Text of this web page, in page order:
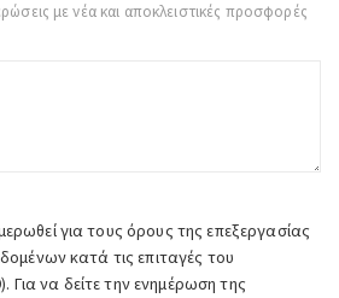
με νέα και αποκλειστικές προσφορές
για τους όρους της επεξεργασίας
κατά τις επιταγές του
Για να δείτε την ενημέρωση της